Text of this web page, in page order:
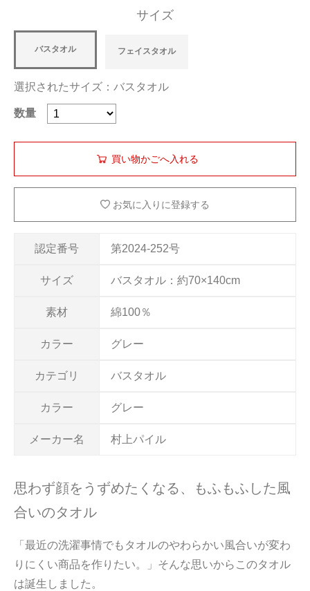
認定番号 第2024-252号
サイズ バスタオル：約70×140cm
素材 綿100％
カラー グレー
カテゴリ バスタオル
カラー グレー
メーカー名 村上パイル
サイズ
バスタオル フェイスタオル
選択されたサイズ：バスタオル
数量
お気に入りに登録する
思わず顔をうずめたくなる、もふもふした風
合いのタオル
「最近の洗濯事情でもタオルのやわらかい風合いが変わ
りにくい商品を作りたい。」そんな思いからこのタオル
は誕生しました。